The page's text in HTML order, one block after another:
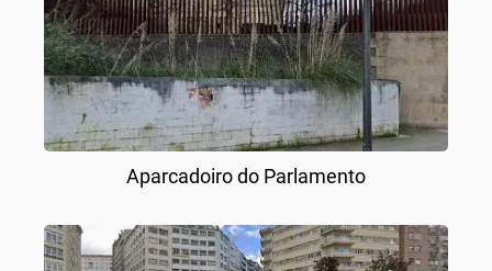
Aparcadoiro do Parlamento